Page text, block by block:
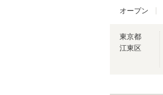
オープン
東京都
江東区